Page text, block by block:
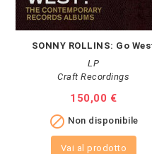
SONNY ROLLINS: Go
LP
Craft Recordings
Prezzo
150,00 €
 Non disponibile
Vai al prodotto